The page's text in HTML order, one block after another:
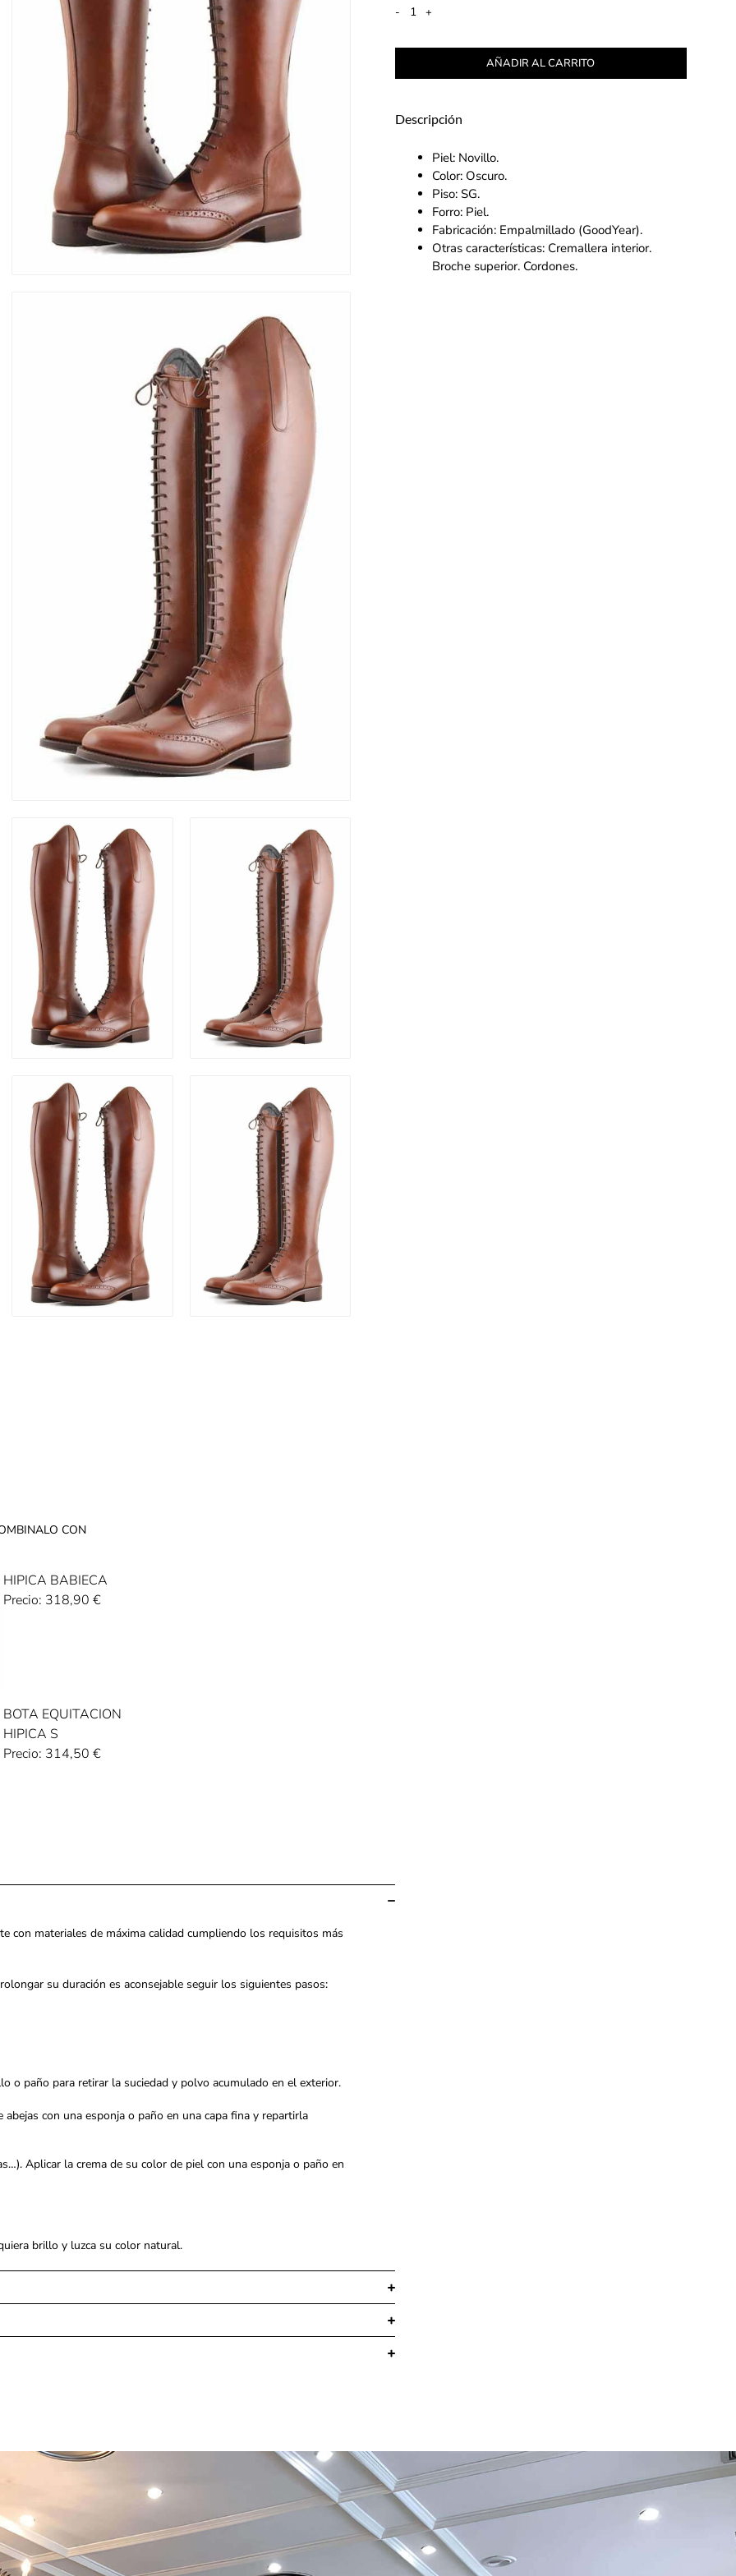
- +
AÑADIR AL CARRITO
Descripción
Piel: Novillo.
Color: Oscuro.
Piso: SG.
Forro: Piel.
Fabricación: Empalmillado (GoodYear).
Otras características: Cremallera interior.
Broche superior. Cordones.
CON
HIPICA BABIECA
Precio: 318,90€
BOTA EQUITACION
HIPICA S
Precio: 314,50€
con materiales de máxima calidad cumpliendo los requisitos más
su duración es aconsejable seguir los siguientes pasos:
o paño para retirar la suciedad y polvo acumulado en el exterior.
con una esponja o paño en una capa fina y repartirla
Aplicar la crema de su color de piel con una esponja o paño en
brillo y luzca su color natural.